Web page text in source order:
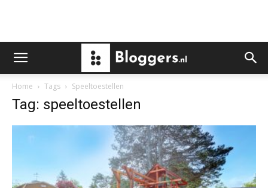
Home Tags Speeltoestellen
Tag: speeltoestellen